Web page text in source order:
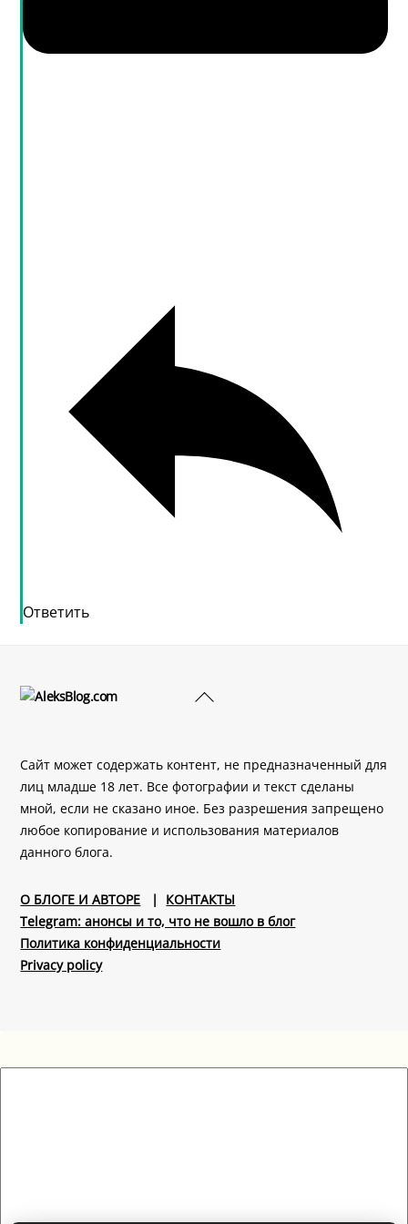
Ответить
Back
Сайт может содержать контент, не предназначенный для
лиц младше 18 лет. Все фотографии и текст сделаны
мной, если не сказано иное. Без разрешения запрещено
любое копирование и использования материалов
данного блога.
О БЛОГЕ И АВТОРЕ | КОНТАКТЫ
Telegram: анонсы и то, что не вошло в блог
Политика конфиденциальности
Privacy policy